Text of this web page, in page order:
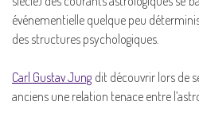
événementielle quelque peu
des structures psychologiques.
Carl Gustav Jungdit découvrir lors de
anciens une relation tenace entre